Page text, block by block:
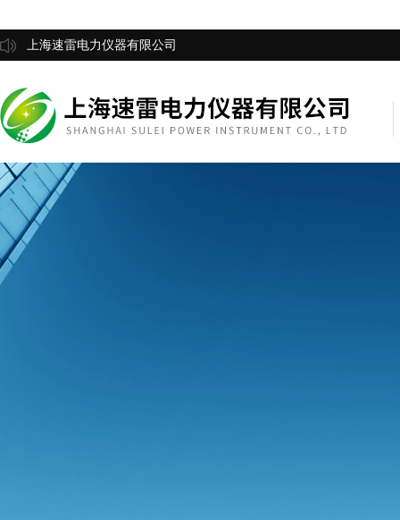
上海速雷电力仪器有限公司